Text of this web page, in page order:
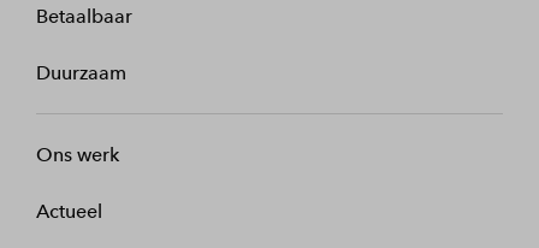
Betaalbaar
Duurzaam
Ons werk
Actueel